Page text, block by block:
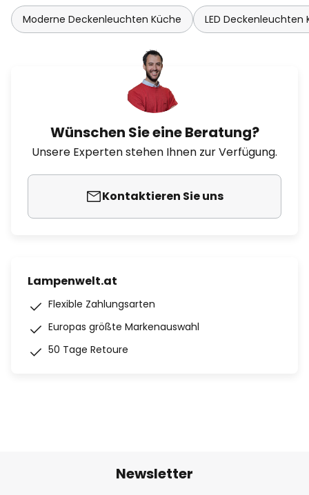
Moderne Deckenleuchten Küche LED Deckenleuchten
Wünschen Sie eine Beratung?
Unsere Experten stehen Ihnen zur Verfügung.
Kontaktieren Sie uns
Lampenwelt.at
Flexible Zahlungsarten
Europas größte Markenauswahl
50 Tage Retoure
Newsletter